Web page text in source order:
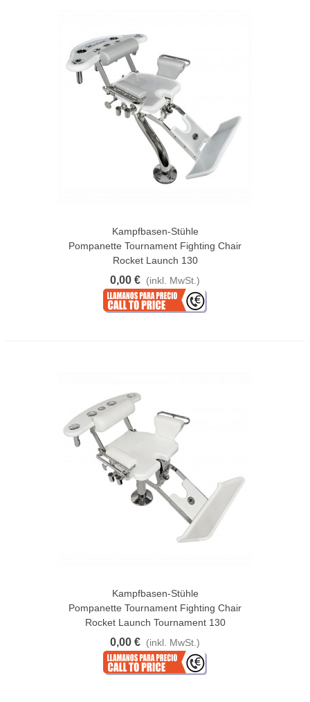
Kampfbasen-Stühle
Pompanette Tournament Fighting Chair
Rocket Launch 130
0,00 € (inkl. MwSt.)
Kampfbasen-Stühle
Pompanette Tournament Fighting Chair
Rocket Launch Tournament 130
0,00 € (inkl. MwSt.)